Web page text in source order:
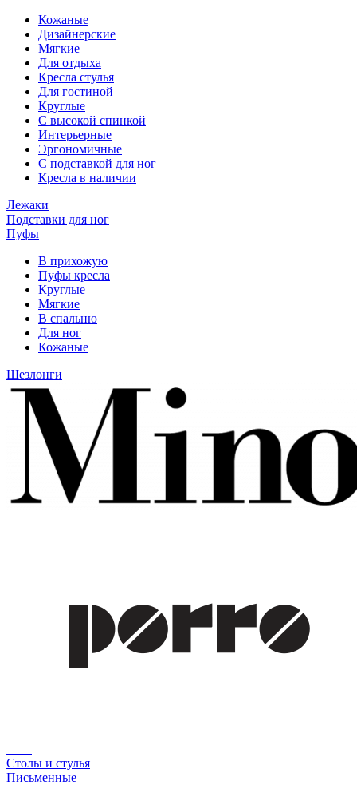
Кожаные
Дизайнерские
Мягкие
Для отдыха
Кресла стулья
Для гостиной
Круглые
С высокой спинкой
Интерьерные
Эргономичные
С подставкой для ног
Кресла в наличии
Лежаки
Подставки для ног
Пуфы
В прихожую
Пуфы кресла
Круглые
Мягкие
В спальню
Для ног
Кожаные
Шезлонги
Столы и стулья
Письменные